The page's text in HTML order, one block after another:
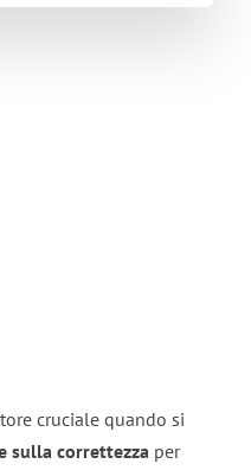
cruciale quando si
sulla correttezza per